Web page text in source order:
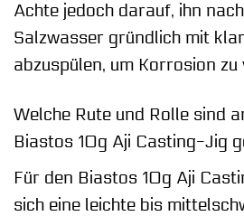
Achte jedoch darauf, ihn
Salzwasser gründlich mit
abzuspülen, um Korrosion zu
Welche Rute und Rolle sind
Biastos 10g Aji Casting-Jig
Für den Biastos 10g Aji
sich eine leichte bis